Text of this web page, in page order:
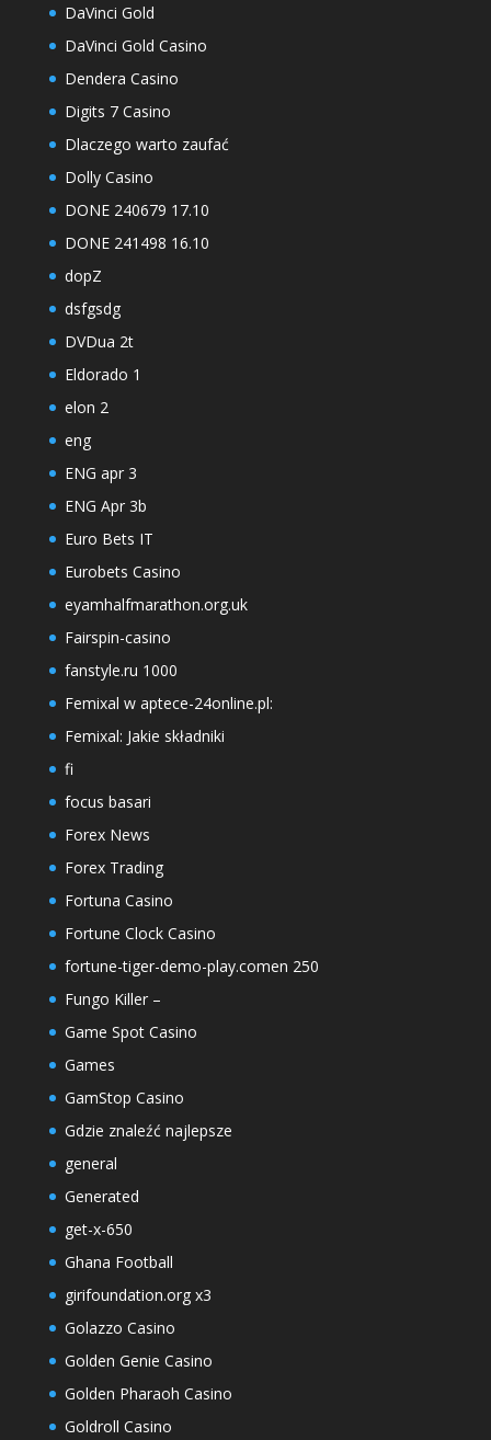
DaVinci Gold
DaVinci Gold Casino
Dendera Casino
Digits 7 Casino
Dlaczego warto zaufać
Dolly Casino
DONE 240679 17.10
DONE 241498 16.10
dopZ
dsfgsdg
DVDua 2t
Eldorado 1
elon 2
eng
ENG apr 3
ENG Apr 3b
Euro Bets IT
Eurobets Casino
eyamhalfmarathon.org.uk
Fairspin-casino
fanstyle.ru 1000
Femixal w aptece-24online.pl:
Femixal: Jakie składniki
fi
focus basari
Forex News
Forex Trading
Fortuna Casino
Fortune Clock Casino
fortune-tiger-demo-play.comen 250
Fungo Killer –
Game Spot Casino
Games
GamStop Casino
Gdzie znaleźć najlepsze
general
Generated
get-x-650
Ghana Football
girifoundation.org x3
Golazzo Casino
Golden Genie Casino
Golden Pharaoh Casino
Goldroll Casino